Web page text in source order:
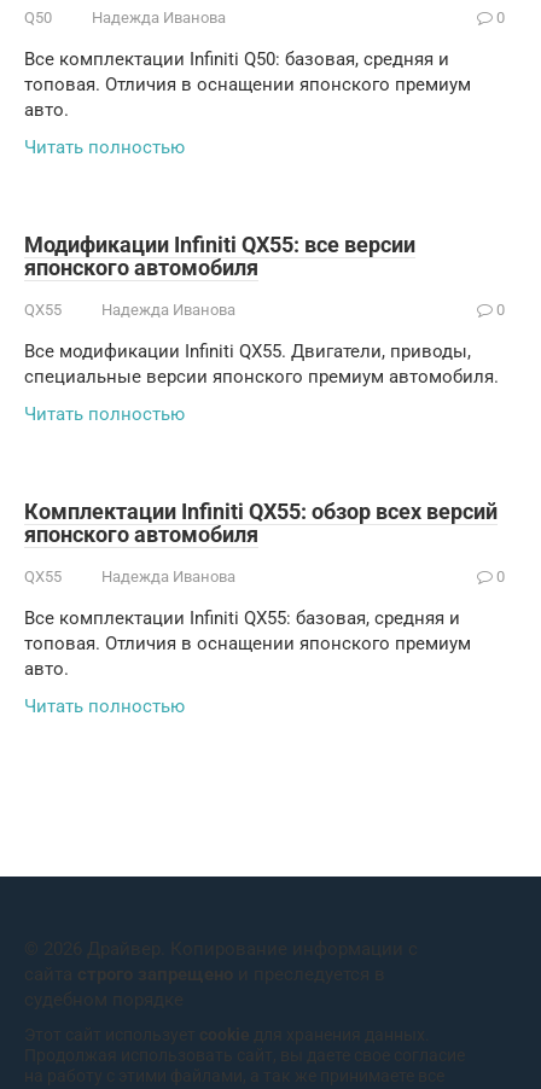
Q50 Надежда Иванова 0
Все комплектации Infiniti Q50: базовая, средняя и
топовая. Отличия в оснащении японского премиум
авто.
Читать полностью
Модификации Infiniti QX55: все версии
японского автомобиля
QX55 Надежда Иванова 0
Все модификации Infiniti QX55. Двигатели, приводы,
специальные версии японского премиум автомобиля.
Читать полностью
Комплектации Infiniti QX55: обзор всех версий
японского автомобиля
QX55 Надежда Иванова 0
Все комплектации Infiniti QX55: базовая, средняя и
топовая. Отличия в оснащении японского премиум
авто.
Читать полностью
© 2026 Драйвер. Копирование информации с
сайта строго запрещено и преследуется в
судебном порядке
Этот сайт использует cookie для хранения данных.
Продолжая использовать сайт, вы даете свое согласие
на работу с этими файлами, а так же принимаете все